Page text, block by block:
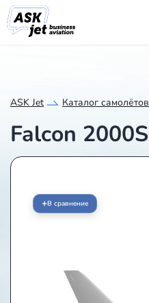
ASK Jet Каталог самолётов
Falcon 2000S
+В сравнение